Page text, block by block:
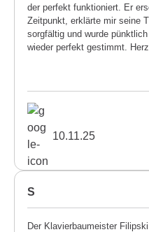
der perfekt funktioniert. Er
Zeitpunkt, erklärte mir seine
sorgfältig und wurde
wieder perfekt gestimmt.
10.11.25
S
Der Klavierbaumeister